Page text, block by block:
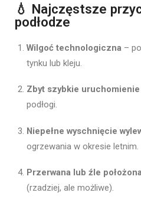
💧 Najczęstsze
podłodze
Wilgoć technologiczna –
tynku lub kleju.
Zbyt szybkie
podłogi.
Niepełne wyschnięcie
ogrzewania w okresie letnim.
Przerwana lub źle
(rzadziej, ale możliwe).